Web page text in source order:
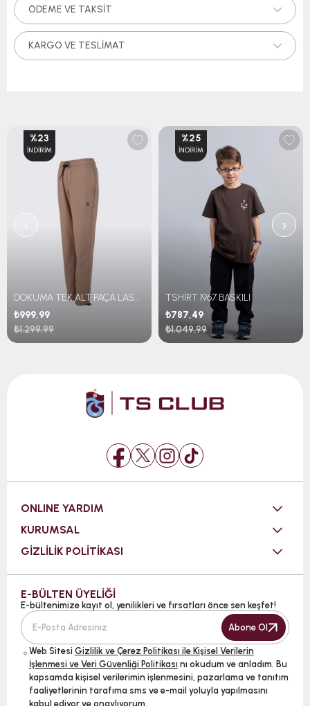
ÖDEME VE TAKSIT
KARGO VE TESLIMAT
DOKUMA TEK ALT PAÇA LASTİKLİ
₺999,99
₺1.299,99
%23
İNDIRIM
TSHİRT 1967 BASKILI
₺787,49
₺1.049,99
%25
İNDIRIM
‹ ›
ONLINE YARDIM
KURUMSAL
GİZLİLİK POLİTİKASI
E-BÜLTEN ÜYELİĞİ
E-bültenimize kayıt ol, yenilikleri ve fırsatları önce sen keşfet!
Abone Ol
Web Sitesi Gizlilik ve Çerez Politikası ile Kişisel Verilerin
İşlenmesi ve Veri Güvenliği Politikası nı okudum ve anladım. Bu
kapsamda kişisel verilerimin işlenmesini, pazarlama ve tanıtım
faaliyetlerinin tarafıma sms ve e-mail yoluyla yapılmasını
kabul ediyor ve onaylıyorum.